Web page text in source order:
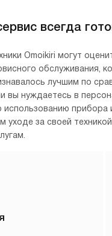
всегда
Omoikiri могут
обслуживания,
лучшим по
вы нуждаетесь в
использованию прибора
уходе за своей